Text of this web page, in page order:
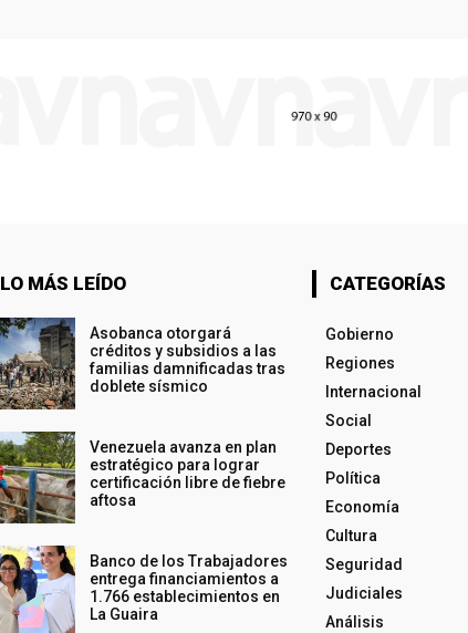
LO MÁS LEÍDO
Asobanca otorgará
créditos y subsidios a las
familias damnificadas tras
doblete sísmico
Venezuela avanza en plan
estratégico para lograr
certificación libre de fiebre
aftosa
Banco de los Trabajadores
entrega financiamientos a
1.766 establecimientos en
La Guaira
CATEGORÍAS
Gobierno
Regiones
Internacional
Social
Deportes
Política
Economía
Cultura
Seguridad
Judiciales
Análisis